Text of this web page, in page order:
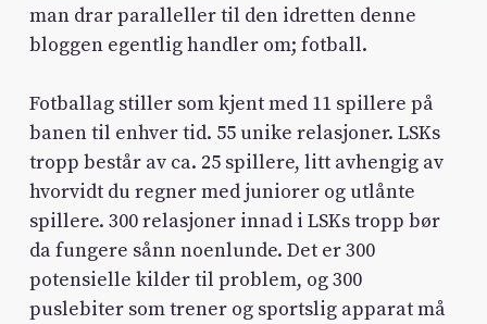
man drar paralleller til den idretten denne
bloggen egentlig handler om; fotball.
Fotballag stiller som kjent med 11 spillere på
banen til enhver tid. 55 unike relasjoner. LSKs
tropp består av ca. 25 spillere, litt avhengig av
hvorvidt du regner med juniorer og utlånte
spillere. 300 relasjoner innad i LSKs tropp bør
da fungere sånn noenlunde. Det er 300
potensielle kilder til problem, og 300
puslebiter som trener og sportslig apparat må